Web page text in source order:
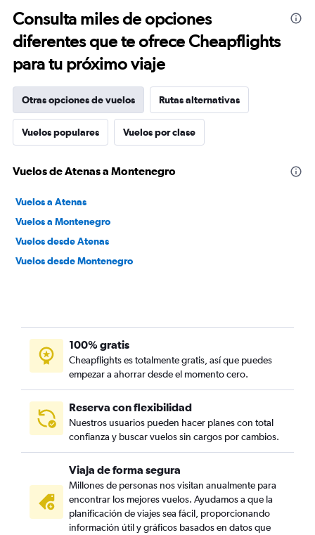
Consulta miles de opciones
diferentes que te ofrece Cheapflights
para tu próximo viaje
Otras opciones de vuelos Rutas alternativas
Vuelos populares Vuelos por clase
Vuelos de Atenas a Montenegro
Vuelos a Atenas
Vuelos a Montenegro
Vuelos desde Atenas
Vuelos desde Montenegro
100% gratis
Cheapflights es totalmente gratis, así que puedes
empezar a ahorrar desde el momento cero.
Reserva con flexibilidad
Nuestros usuarios pueden hacer planes con total
confianza y buscar vuelos sin cargos por cambios.
Viaja de forma segura
Millones de personas nos visitan anualmente para
encontrar los mejores vuelos. Ayudamos a que la
planificación de viajes sea fácil, proporcionando
información útil y gráficos basados en datos que